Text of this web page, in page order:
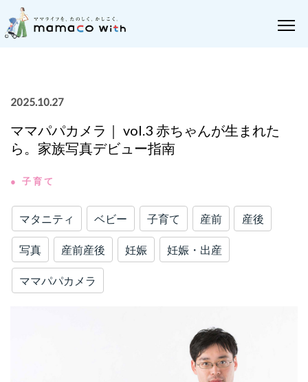
2025.10.27
ママパパカメラ｜ vol.3 赤ちゃんが生まれた
ら。家族写真デビュー指南
● 子育て
マタニティ ベビー 子育て 産前 産後
写真 産前産後 妊娠 妊娠・出産
ママパパカメラ